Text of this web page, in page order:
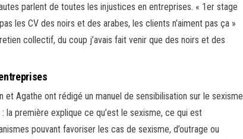
parlent de toutes les injustices en entreprises. « 1er stage
les CV des noirs et des arabes, les clients n’aiment pas ça »
collectif, du coup j’avais fait venir que des noirs et des
Agathe ont rédigé un manuel de sensibilisation sur le sexisme
première explique ce qu’est le sexisme, ce qui est
pouvant favoriser les cas de sexisme, d’outrage ou